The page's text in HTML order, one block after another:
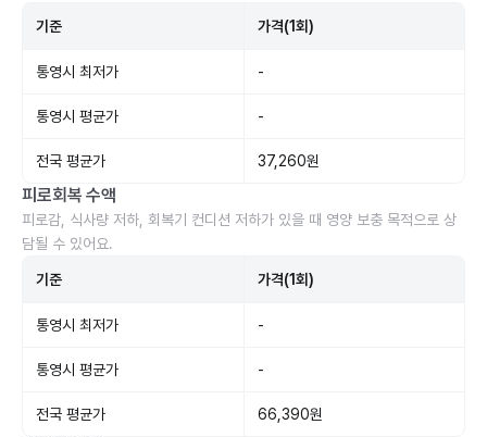
기준 가격(1회)
통영시 최저가 -
통영시 평균가 -
전국 평균가 37,260원
피로회복 수액
피로감, 식사량 저하, 회복기 컨디션 저하가 있을 때 영양 보충 목적으로 상
담될 수 있어요.
기준 가격(1회)
통영시 최저가 -
통영시 평균가 -
전국 평균가 66,390원